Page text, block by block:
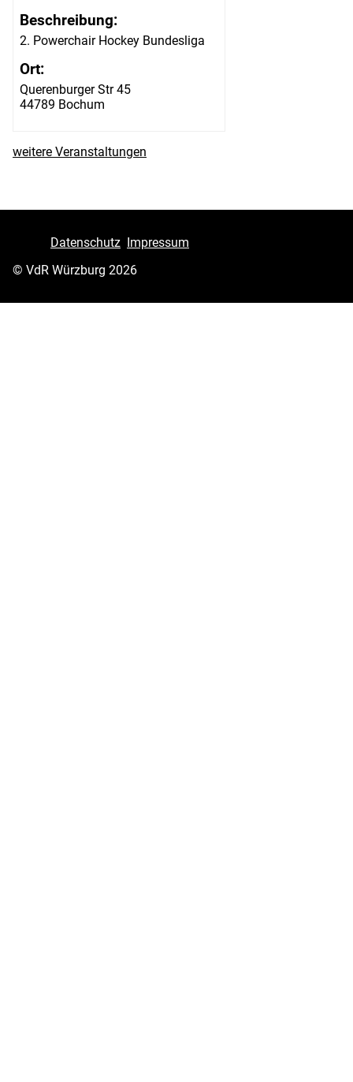
Beschreibung:
2. Powerchair Hockey Bundesliga
Ort:
Querenburger Str 45
44789 Bochum
weitere Veranstaltungen
Datenschutz Impressum
© VdR Würzburg 2026